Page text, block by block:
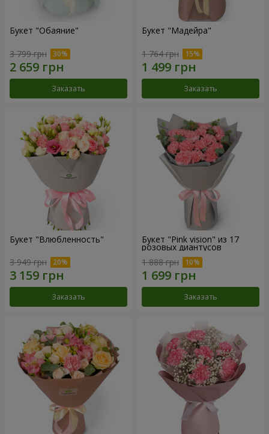
Букет "Обаяние"
3 799 грн
Заказать
Букет "Мадейра"
1 764 грн
Заказать
Букет "Влюбленность"
3 949 грн
Заказать
Букет "Pink vision" из 17
розовых диантусов
1 888 грн
Заказать